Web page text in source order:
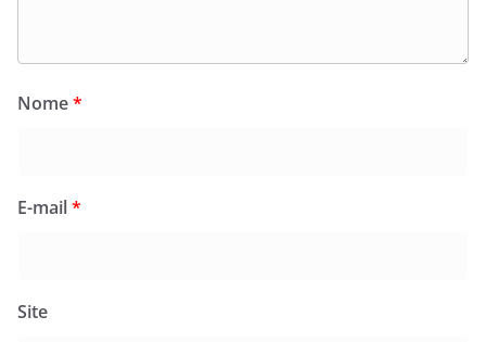
Nome*
E-mail*
Site